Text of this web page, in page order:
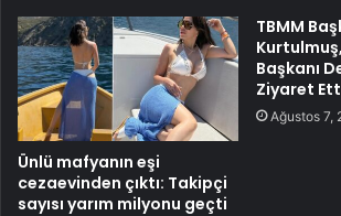
Ünlü mafyanın eşi
cezaevinden çıktı: Takipçi
sayısı yarım milyonu geçti
TBMM
Başkanı
Ziyaret
Ağustos 7,